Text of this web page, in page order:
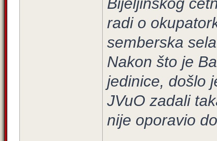
radi o
semberska
Nakon što je
jedinice, došlo
JVuO zadali
nije oporavio